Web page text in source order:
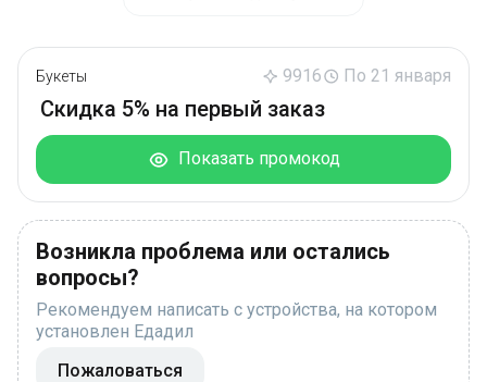
Букеты 9916 По 21 января
Скидка 5% на первый заказ
Показать промокод
Возникла проблема или остались
вопросы?
Рекомендуем написать с устройства, на котором
установлен Едадил
Пожаловаться